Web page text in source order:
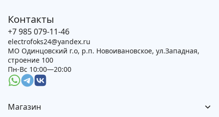
Контакты
+7 985 079-11-46
electrofoks24@yandex.ru
МО Одинцовский г.о, р.п. Новоивановское, ул.Западная,
строение 100
Пн-Вс 10:00—20:00
Магазин